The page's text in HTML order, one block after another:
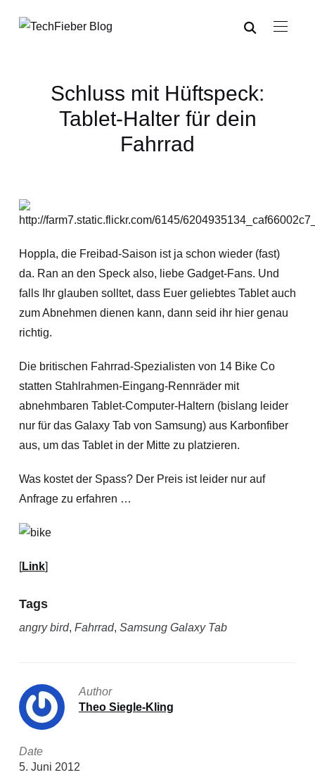
Schluss mit Hüftspeck:
Tablet-Halter für dein
Fahrrad
Hoppla, die Freibad-Saison ist ja schon wieder (fast)
da. Ran an den Speck also, liebe Gadget-Fans. Und
falls Ihr glauben solltet, dass Euer geliebtes Tablet auch
zum Abnehmen dienen kann, dann seid ihr hier genau
richtig.
Die britischen Fahrrad-Spezialisten von 14 Bike Co
statten Stahlrahmen-Eingang-Rennräder mit
abnehmbaren Tablet-Computer-Haltern (bislang leider
nur für das Galaxy Tab von Samsung) aus Karbonfiber
aus, um das Tablet in der Mitte zu platzieren.
Was kostet der Spass? Der Preis ist leider nur auf
Anfrage zu erfahren …
[Link]
Tags
angry bird, Fahrrad, Samsung Galaxy Tab
Author
Theo Siegle-Kling
Date
5. Juni 2012